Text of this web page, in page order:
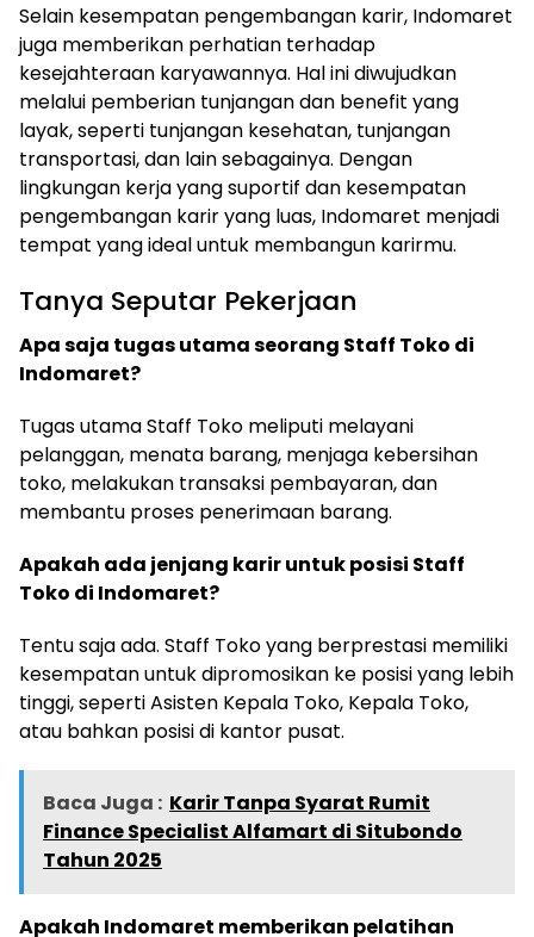
Selain kesempatan pengembangan karir, Indomaret
juga memberikan perhatian terhadap
kesejahteraan karyawannya. Hal ini diwujudkan
melalui pemberian tunjangan dan benefit yang
layak, seperti tunjangan kesehatan, tunjangan
transportasi, dan lain sebagainya. Dengan
lingkungan kerja yang suportif dan kesempatan
pengembangan karir yang luas, Indomaret menjadi
tempat yang ideal untuk membangun karirmu.
Tanya Seputar Pekerjaan
Apa saja tugas utama seorang Staff Toko di
Indomaret?
Tugas utama Staff Toko meliputi melayani
pelanggan, menata barang, menjaga kebersihan
toko, melakukan transaksi pembayaran, dan
membantu proses penerimaan barang.
Apakah ada jenjang karir untuk posisi Staff
Toko di Indomaret?
Tentu saja ada. Staff Toko yang berprestasi memiliki
kesempatan untuk dipromosikan ke posisi yang lebih
tinggi, seperti Asisten Kepala Toko, Kepala Toko,
atau bahkan posisi di kantor pusat.
Baca Juga : Karir Tanpa Syarat Rumit
Finance Specialist Alfamart di Situbondo
Tahun 2025
Apakah Indomaret memberikan pelatihan